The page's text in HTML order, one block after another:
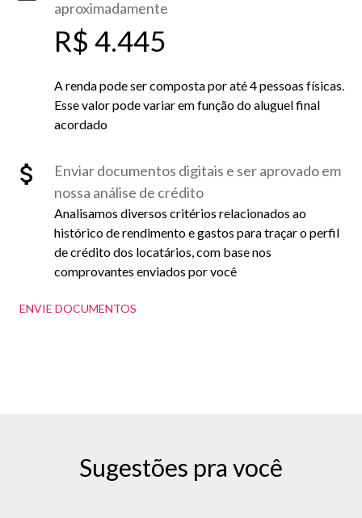
aproximadamente
R$ 4.445
A renda pode ser composta por até 4 pessoas físicas.
Esse valor pode variar em função do aluguel final
acordado
Enviar documentos digitais e ser aprovado em
nossa análise de crédito
Analisamos diversos critérios relacionados ao
histórico de rendimento e gastos para traçar o perfil
de crédito dos locatários, com base nos
comprovantes enviados por você
ENVIE DOCUMENTOS
Sugestões pra você